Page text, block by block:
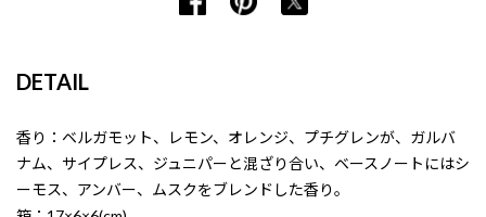
DETAIL
香り：ベルガモット、レモン、オレンジ、プチグレンが、ガルバ
ナム、サイプレス、ジュニパーと混ざり合い、ベースノートにはシ
ーモス、アンバー、ムスクをブレンドした香り。